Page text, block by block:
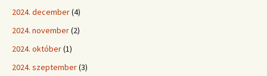
2024. december(4)
2024. november(2)
2024. október(1)
2024. szeptember(3)